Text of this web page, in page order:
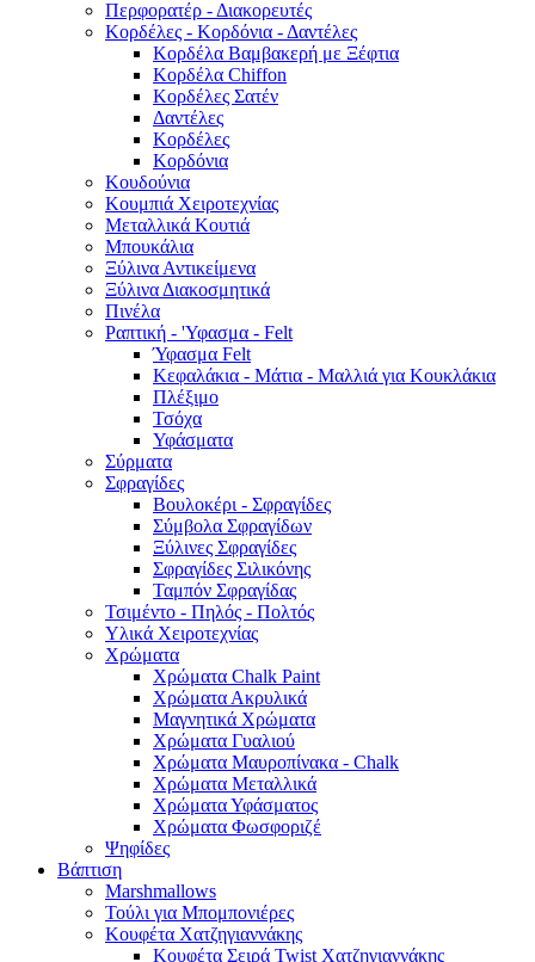
Περφορατέρ - Διακορευτές
Κορδέλες - Κορδόνια - Δαντέλες
Κορδέλα Βαμβακερή με Ξέφτια
Κορδέλα Chiffon
Κορδέλες Σατέν
Δαντέλες
Κορδέλες
Κορδόνια
Κουδούνια
Κουμπιά Χειροτεχνίας
Μεταλλικά Κουτιά
Μπουκάλια
Ξύλινα Αντικείμενα
Ξύλινα Διακοσμητικά
Πινέλα
Ραπτική - 'Υφασμα - Felt
Ύφασμα Felt
Κεφαλάκια - Μάτια - Μαλλιά για Κουκλάκια
Πλέξιμο
Τσόχα
Υφάσματα
Σύρματα
Σφραγίδες
Βουλοκέρι - Σφραγίδες
Σύμβολα Σφραγίδων
Ξύλινες Σφραγίδες
Σφραγίδες Σιλικόνης
Ταμπόν Σφραγίδας
Τσιμέντο - Πηλός - Πολτός
Υλικά Χειροτεχνίας
Χρώματα
Χρώματα Chalk Paint
Χρώματα Ακρυλικά
Μαγνητικά Χρώματα
Χρώματα Γυαλιού
Χρώματα Μαυροπίνακα - Chalk
Χρώματα Μεταλλικά
Χρώματα Υφάσματος
Χρώματα Φωσφοριζέ
Ψηφίδες
Βάπτιση
Marshmallows
Τούλι για Μπομπονιέρες
Κουφέτα Χατζηγιαννάκης
Κουφέτα Σειρά Twist Χατζηγιαννάκης